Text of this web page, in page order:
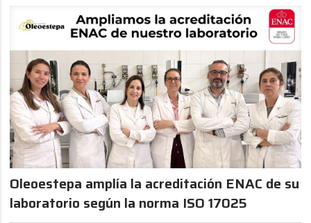
Oleoestepa amplía la acreditación ENAC de su
laboratorio según la norma ISO 17025